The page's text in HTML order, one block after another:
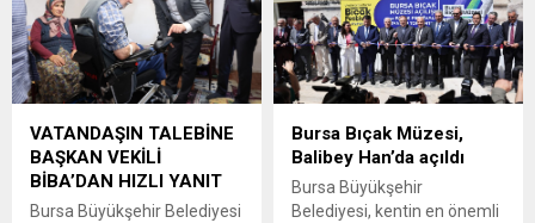
VATANDAŞIN TALEBİNE
BAŞKAN VEKİLİ
BİBA’DAN HIZLI YANIT
Bursa Büyükşehir Belediyesi
Bursa Bıçak Müzesi,
Balibey Han’da açıldı
Bursa Büyükşehir
Belediyesi, kentin en önemli